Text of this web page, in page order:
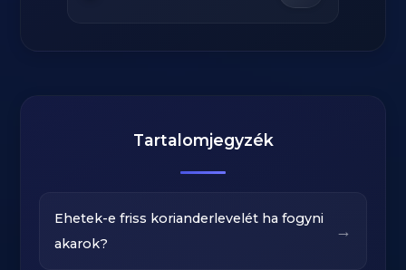
Tartalomjegyzék
Ehetek-e friss korianderlevelét ha fogyni
akarok?
→